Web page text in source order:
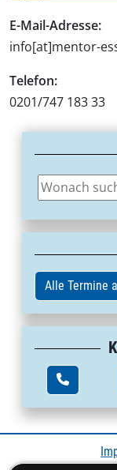
E-Mail-Adresse:
info[at]mentor-
Telefon:
0201/747 183 33
Alle Termine